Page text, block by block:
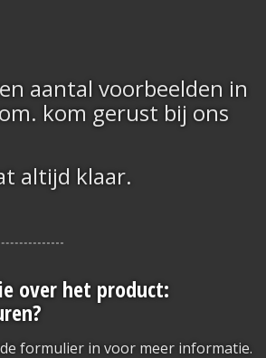
aantal voorbeelden in
kom gerust bij ons
altijd klaar.
over het product:
formulier in voor meer informatie.